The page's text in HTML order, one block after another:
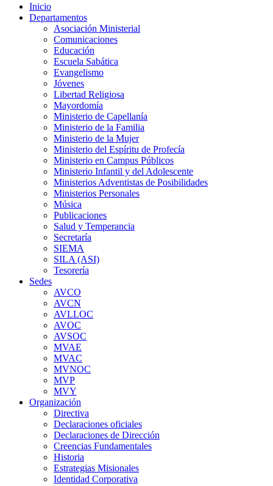
Inicio
Departamentos
Asociación Ministerial
Comunicaciones
Educación
Escuela Sabática
Evangelismo
Jóvenes
Libertad Religiosa
Mayordomía
Ministerio de Capellanía
Ministerio de la Familia
Ministerio de la Mujer
Ministerio del Espíritu de Profecía
Ministerio en Campus Públicos
Ministerio Infantil y del Adolescente
Ministerios Adventistas de Posibilidades
Ministerios Personales
Música
Publicaciones
Salud y Temperancia
Secretaría
SIEMA
SILA (ASI)
Tesorería
Sedes
AVCO
AVCN
AVLLOC
AVOC
AVSOC
MVAE
MVAC
MVNOC
MVP
MVY
Organización
Directiva
Declaraciones oficiales
Declaraciones de Dirección
Creencias Fundamentales
Historia
Estrategias Misionales
Identidad Corporativa